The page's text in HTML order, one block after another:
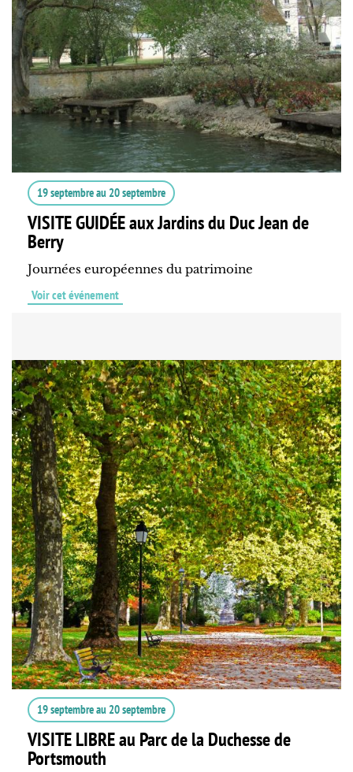
19 septembreau 20 septembre
VISITE GUIDÉE aux Jardins du Duc Jean de
Berry
Journées européennes du patrimoine
Voir cet événement
19 septembreau 20 septembre
VISITE LIBRE au Parc de la Duchesse de
Portsmouth